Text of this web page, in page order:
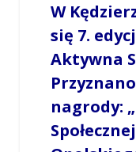
/ TOMASZ
0
W
się 7.
Aktywna
nagrody: